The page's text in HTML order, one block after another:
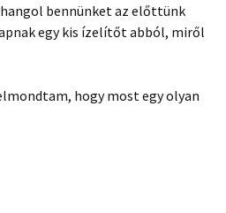
bennünket az előttünk
egy kis ízelítőt abból, miről
hogy most egy olyan